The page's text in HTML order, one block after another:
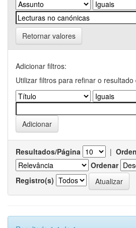
Retornar valores
Adicionar filtros:
Utilizar filtros para refinar o resultado
Resultados/Página |
Ordenar
Registro(s)